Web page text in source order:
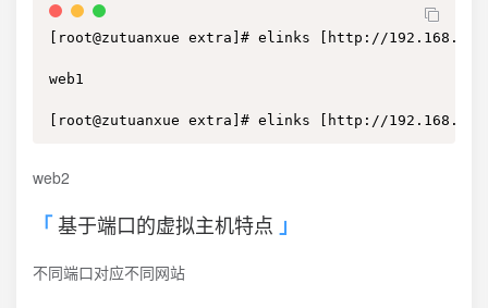
[root@zutuanxue extra]# elinks [http://
web1
[root@zutuanxue extra]# elinks [http://
web2
基于端口的虚拟主机特点
不同端口对应不同网站